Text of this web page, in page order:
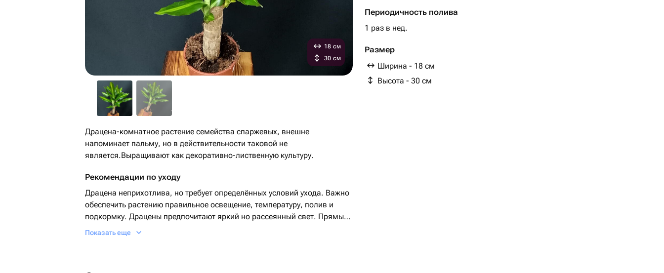
Периодичность полива
1 раз в нед.
Размер
Ширина - 18 см
Высота - 30 см
18 см
30 см
Драцена-комнатное растение семейства спаржевых, внешне
напоминает пальму, но в действительности таковой не
является.Выращивают как декоративно-лиственную культуру.
Рекомендации по уходу
Драцена неприхотлива, но требует определённых условий ухода. Важно
обеспечить растению правильное освещение, температуру, полив и
подкормку. Драцены предпочитают яркий но рассеянный свет. Прямые
солнечные лучи могут обжигать листья.
Показать еще